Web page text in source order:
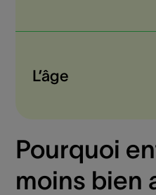
L’âge
Pourquoi
moins bien